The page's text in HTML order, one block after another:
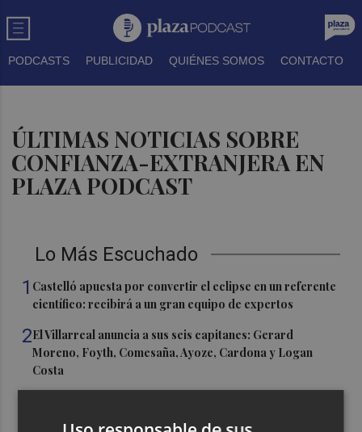
PODCASTS PUBLICIDAD QUIÉNES SOMOS CONTACTO
ÚLTIMAS NOTICIAS SOBRE
CONFIANZA-EXTRANJERA EN
PLAZA PODCAST
Lo Más Escuchado
1 Castelló apuesta por convertir el eclipse en un referente
científico: recibirá a un gran equipo de expertos
2El Villarreal anuncia a sus seis capitanes: Gerard
Moreno, Foyth, Comesaña, Ayoze, Cardona y Logan
Costa